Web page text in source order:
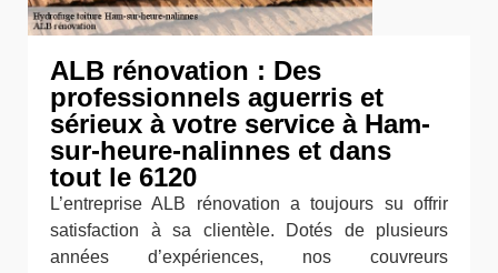
ALB rénovation : Des
professionnels aguerris et
sérieux à votre service à Ham-
sur-heure-nalinnes et dans
tout le 6120
L’entreprise ALB rénovation a toujours su offrir
satisfaction à sa clientèle. Dotés de plusieurs
années d’expériences, nos couvreurs